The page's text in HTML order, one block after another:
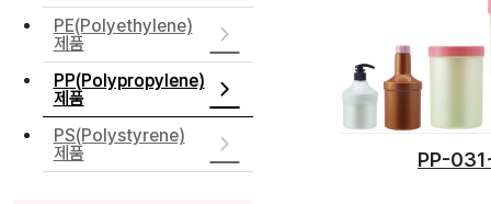
PE(Polyethylene)
제품
PP(Polypropylene)
제품
PS(Polystyrene)
제품
PP-